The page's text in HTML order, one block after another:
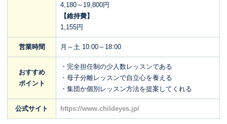
4,180～19,800円
【維持費】
1,155円
営業時間 月～土 10:00～18:00
おすすめ
ポイント
・完全担任制の少人数レッスンである
・母子分離レッスンで自立心を養える
・集団か個別レッスン方法を提案してくれる
公式サイト https://www.childeyes.jp/